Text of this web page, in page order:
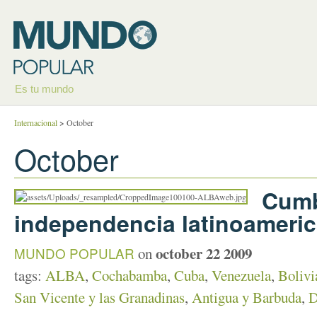
Es tu mundo
Internacional> October
October
independencia
MUNDO POPULAR onoctober 22 2009
tags: ALBA, Cochabamba, Cuba, Venezuela,
San Vicente y las Granadinas, Antigua y Barbuda,